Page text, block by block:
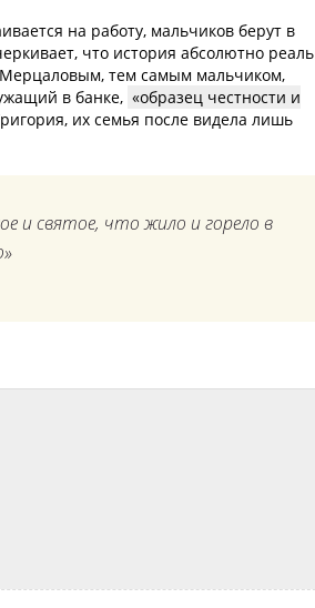
на работу, мальчиков берут в
что история абсолютно
тем самым мальчиком,
в банке,
образец честности и
их семья после видела лишь
и святое, что жило и горело в